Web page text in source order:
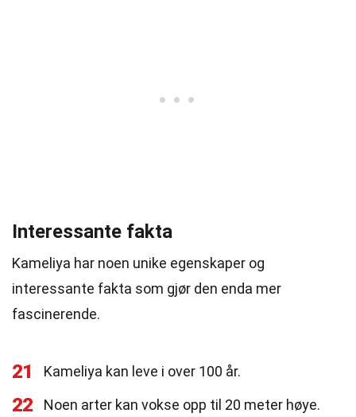
Interessante fakta
Kameliya har noen unike egenskaper og
interessante fakta som gjør den enda mer
fascinerende.
21 Kameliya kan leve i over 100 år.
22 Noen arter kan vokse opp til 20 meter høye.